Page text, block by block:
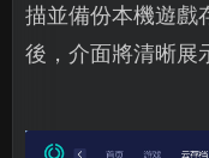
描並備份本機遊戲
後，介面將清晰展